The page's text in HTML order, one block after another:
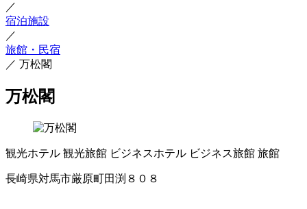
／
宿泊施設
／
旅館・民宿
／ 万松閣
万松閣
観光ホテル 観光旅館 ビジネスホテル ビジネス旅館 旅館
長崎県対馬市厳原町田渕８０８